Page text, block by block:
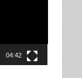
04:42